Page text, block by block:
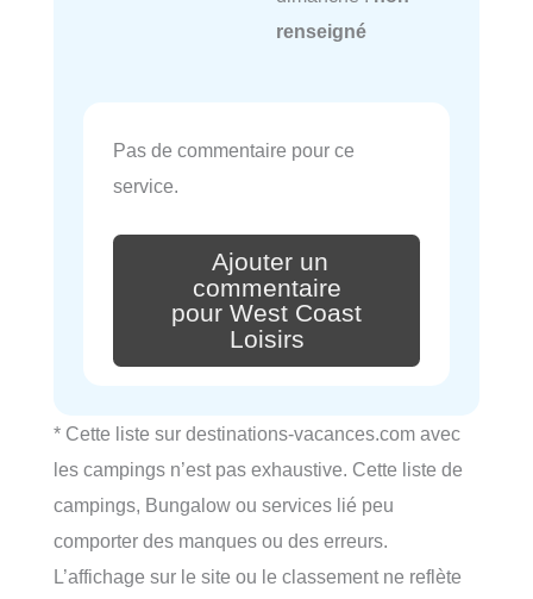
renseigné
Pas de commentaire pour ce
service.
Ajouter un
commentaire
pour West Coast
Loisirs
* Cette liste sur destinations-vacances.com avec
les campings n’est pas exhaustive. Cette liste de
campings, Bungalow ou services lié peu
comporter des manques ou des erreurs.
L’affichage sur le site ou le classement ne reflète